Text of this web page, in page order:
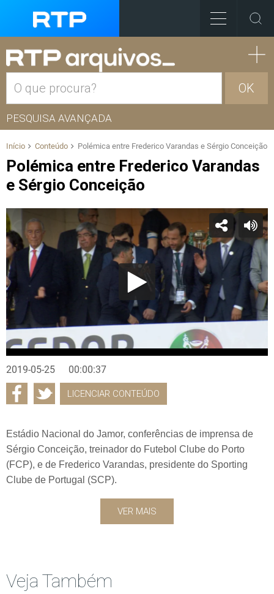
OK
PESQUISA AVANÇADA
Início Conteúdo Polémica entre Frederico Varandas e Sérgio Conceição
Polémica entre Frederico Varandas
e Sérgio Conceição
2019-05-25 00:00:37
LICENCIAR CONTEÚDO
Estádio Nacional do Jamor, conferências de imprensa de
Sérgio Conceição, treinador do Futebol Clube do Porto
(FCP), e de Frederico Varandas, presidente do Sporting
Clube de Portugal (SCP).
VER MAIS
Veja Também